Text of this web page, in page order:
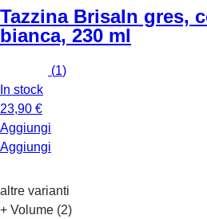
Tazzina BrisaIn gres,
bianca, 230 ml
(1)
In stock
23,90 €
Aggiungi
Aggiungi
altre varianti
+ Volume (2)